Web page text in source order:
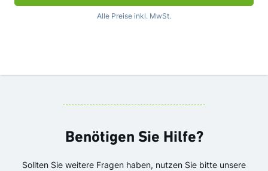
Alle Preise inkl. MwSt.
Benötigen Sie Hilfe?
Sollten Sie weitere Fragen haben, nutzen Sie bitte unsere